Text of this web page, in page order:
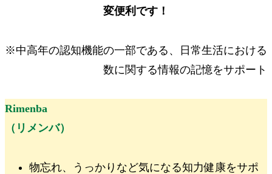
変便利です！
※中高年の認知機能の一部である、日常生活における
数に関する情報の記憶をサポート
Rimenba
（リメンバ）
物忘れ、うっかりなど気になる知力健康をサポ